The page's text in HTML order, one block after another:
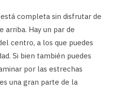
completa sin disfrutar de
arriba. Hay un par de
centro, a los que puedes
Si bien también puedes
por las estrechas
una gran parte de la